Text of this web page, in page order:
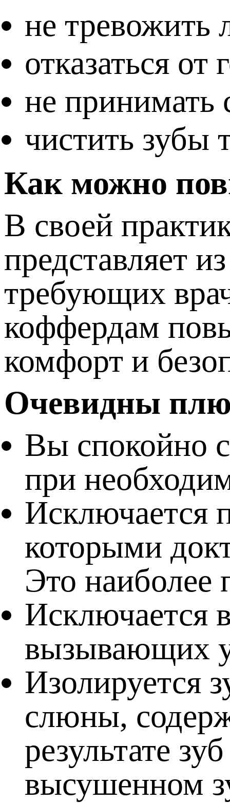
не тревожить
отказаться
не принимать
чистить зубы
Как можно
В своей
представляет
требующих
коффердам
комфорт и
Очевидны
Вы спокойно
при
Исключается
которыми
Это наиболее
Исключается
вызывающих
Изолируется
слюны,
результате
высушенном